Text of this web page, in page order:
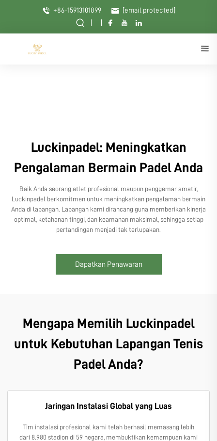
+86-15913101899 [email protected]
Luckinpadel: Meningkatkan
Pengalaman Bermain Padel Anda
Baik Anda seorang atlet profesional maupun penggemar amatir,
Luckinpadel berkomitmen untuk meningkatkan pengalaman bermain
Anda di lapangan. Lapangan kami dirancang guna memberikan kinerja
optimal, ketahanan tinggi, dan keamanan maksimal, sehingga setiap
pertandingan menjadi tak terlupakan.
Dapatkan Penawaran
Mengapa Memilih Luckinpadel
untuk Kebutuhan Lapangan Tenis
Padel Anda?
Jaringan Instalasi Global yang Luas
Tim instalasi profesional kami telah berhasil memasang lebih
dari 8.980 stadion di 59 negara, membuktikan kemampuan kami